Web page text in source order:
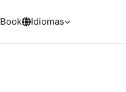
Book Idiomas